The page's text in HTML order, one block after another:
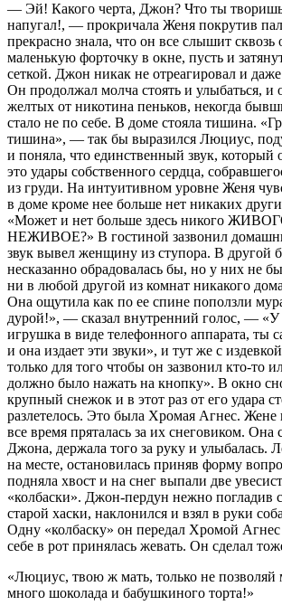
— Эй! Какого черта, Джон? Что ты
напугал!, — прокричала Женя покрутив
прекрасно знала, что он все слышит
маленькую форточку в окне, пусть и
сеткой. Джон никак не отреагировал и
Он продолжал молча стоять и улыбаться, и
желтых от никотина пеньков, некогда
стало не по себе. В доме стояла тишина.
тишина», — так бы выразился Люциус,
и поняла, что единственный звук, который
это удары собственного сердца,
из груди. На интуитивном уровне Женя
в доме кроме нее больше нет никаких
«Может и нет больше здесь никого
НЕЖИВОЕ?» В гостиной зазвонил
звук вывел женщину из ступора. В другой
несказанно обрадовалась бы, но у них не
ни в любой другой из комнат никакого
Она ощутила как по ее спине поползли
дурой!», — сказал внутренний голос, — «У
игрушка в виде телефонного аппарата, ты
и она издает эти звуки», и тут же с
только для того чтобы он зазвонил кто-то
должно было нажать на кнопку». В окно
крупный снежок и в этот раз от его удара
разлетелось. Это была Хромая Агнес. Жене
все время пряталась за их снеговиком. Она
Джона, держала того за руку и улыбалась.
на месте, остановилась приняв форму
подняла хвост и на снег выпали две
«колбаски». Джон-пердун нежно погладив
старой хаски, наклонился и взял в руки
Одну «колбаску» он передал Хромой Агнес
себе в рот принялась жевать. Он сделал
«Люциус, твою ж мать, только не позволяй
много шоколада и бабушкиного торта!»